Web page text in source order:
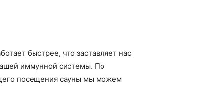
быстрее, что заставляет нас
иммунной системы. По
посещения сауны мы можем